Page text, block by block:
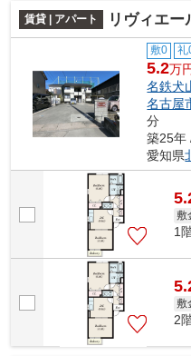
賃貸 | アパート リヴィエー
敷0 礼
5.2万
名鉄犬
名古屋
分
築25年
愛知県
敷
1
敷
2